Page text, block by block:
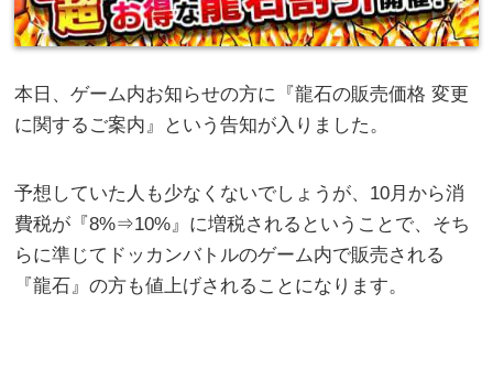
本日、ゲーム内お知らせの方に『龍石の販売価格 変更
に関するご案内』という告知が入りました。
予想していた人も少なくないでしょうが、10月から消
費税が『8%⇒10%』に増税されるということで、そち
らに準じてドッカンバトルのゲーム内で販売される
『龍石』の方も値上げされることになります。